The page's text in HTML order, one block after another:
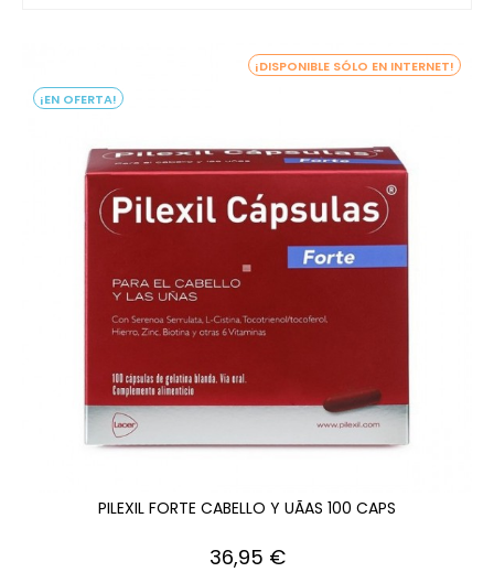
¡DISPONIBLE SÓLO EN INTERNET!
¡EN OFERTA!
PILEXIL FORTE CABELLO Y UÃAS 100 CAPS
Precio
36,95 €